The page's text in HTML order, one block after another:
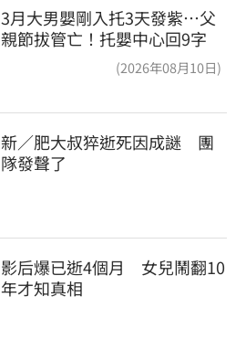
3月大男嬰剛入托3天發紫…父
親節拔管亡！托嬰中心回9字
(2026年08月10日)
新／肥大叔猝逝死因成謎　團
隊發聲了
影后爆已逝4個月　女兒鬧翻10
年才知真相